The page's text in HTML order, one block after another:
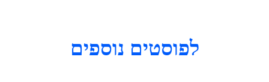
לפוסטים נוספים